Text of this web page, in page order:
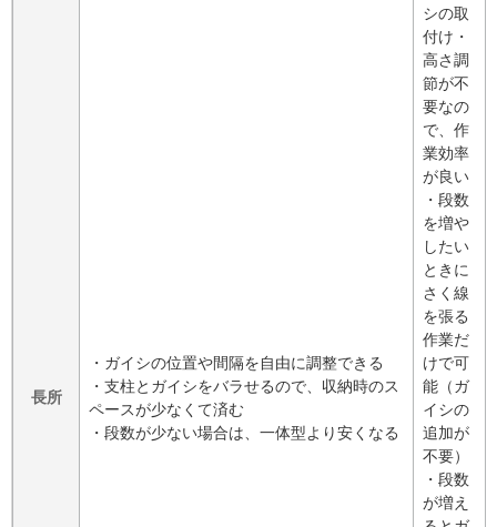
長所
・ガイシの位置や間隔を自由に調整できる
・支柱とガイシをバラせるので、収納時のス
ペースが少なくて済む
・段数が少ない場合は、一体型より安くなる
シの取
付け・
高さ調
節が不
要なの
で、作
業効率
が良い
・段数
を増や
したい
ときに
さく線
を張る
作業だ
けで可
能（ガ
イシの
追加が
不要）
・段数
が増え